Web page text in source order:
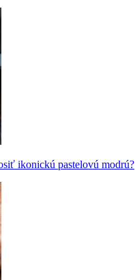
ikonickú pastelovú modrú?